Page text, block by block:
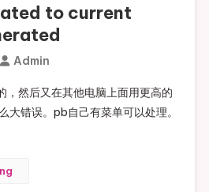
to current
Admin
，然后又在其他电脑上面用更高的
大错误。pb自己有菜单可以处理。